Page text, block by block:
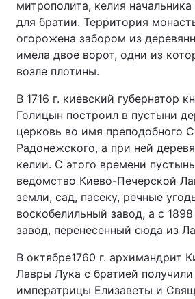
митрополита, келия
для братии. Территория
огорожена забором из
имела двое ворот, одни из
возле плотины.
В 1716 г. киевский губернатор
Голицын построил в пустыни
церковь во имя преподобного
Радонежского, а при ней
келии. С этого времени
ведомство Киево-Печерской
земли, сад, пасеку, речные
воскобелильный завод, а с
завод, перенесенный сюда из
В октябре1760 г. архимандрит
Лавры Лука с братией получили
императрицы Елизаветы и